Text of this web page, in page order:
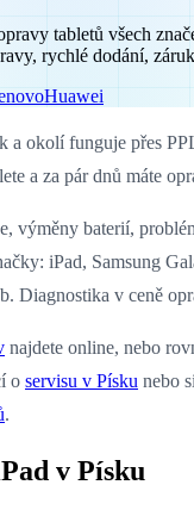
tabletů všech
rychlé dodání,
Huawei
a okolí funguje přes
a za pár dnů máte
výměny baterií,
iPad, Samsung
Diagnostika v ceně
najdete online, nebo
o servisu v Písku nebo
.
v Písku